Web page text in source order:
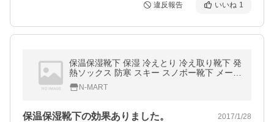
違反報告 いいね 1
保温保湿靴下 保湿 冷えとり 冷え取り靴下 発
熱ソックス 防寒 スキー スノボー靴下 メール
便限定3点以上点以上で送料無料/代引き不可
N-MART
保温保湿靴下の効果ありました。 2017/1/28